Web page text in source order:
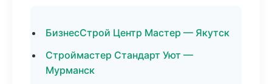
БизнесСтрой Центр Мастер — Якутск
Строймастер Стандарт Уют —
Мурманск